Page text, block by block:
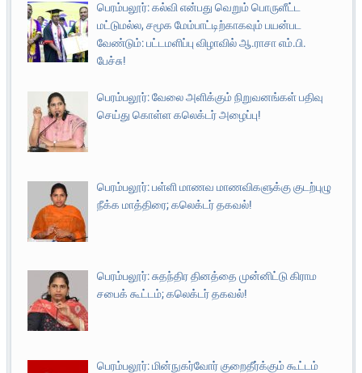
பெரம்பலூர்: கல்வி என்பது வெறும் பொருளீட்ட
மட்டுமல்ல, சமூக மேம்பாட்டிற்காகவும் பயன்பட
வேண்டும்: பட்டமளிப்பு விழாவில் ஆ.ராசா எம்.பி.
பேச்சு!
பெரம்பலூர்: வேலை அளிக்கும் நிறுவனங்கள் பதிவு
செய்து கொள்ள கலெக்டர் அழைப்பு!
பெரம்பலூர்: பள்ளி மாணவ மாணவிகளுக்கு குடற்புழு
நீக்க மாத்திரை; கலெக்டர் தகவல்!
பெரம்பலூர்: சுதந்திர தினத்தை முன்னிட்டு கிராம
சபைக் கூட்டம்; கலெக்டர் தகவல்!
பெரம்பலூர்: மின்நுகர்வோர் குறைதீர்க்கும் கூட்டம்